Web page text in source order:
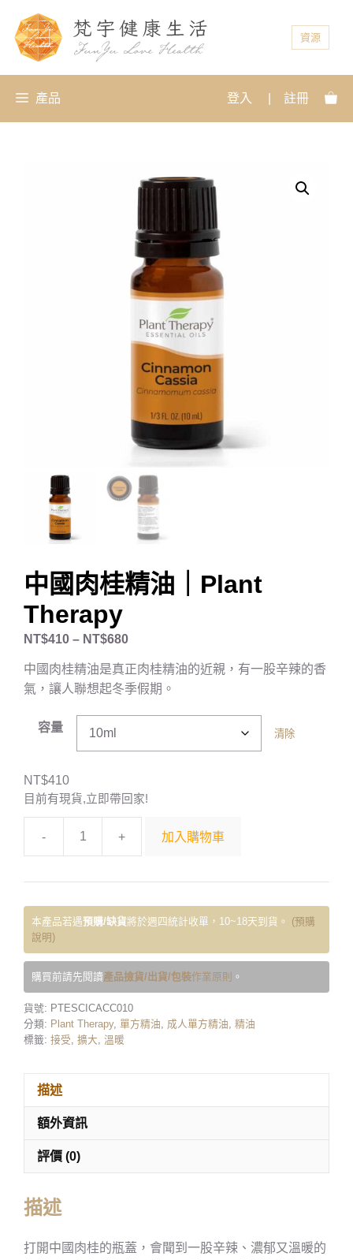
資源
產品 登入 註冊
中國肉桂精油｜Plant
Therapy
NT$410 – NT$680
中國肉桂精油是真正肉桂精油的近親，有一股辛辣的香
氣，讓人聯想起冬季假期。
容量 清除
NT$410
目前有現貨,立即帶回家!
- + 加入購物車
本產品若遇預購/缺貨將於週四統計收單，10~18天到貨。 (預購
說明)
購買前請先閱讀產品撿貨/出貨/包裝作業原則 。
貨號: PTESCICACC010
分類: Plant Therapy, 單方精油, 成人單方精油, 精油
標籤: 接受, 擴大, 溫暖
描述
額外資訊
評價 (0)
描述
打開中國肉桂的瓶蓋，會聞到一股辛辣、濃郁又溫暖的